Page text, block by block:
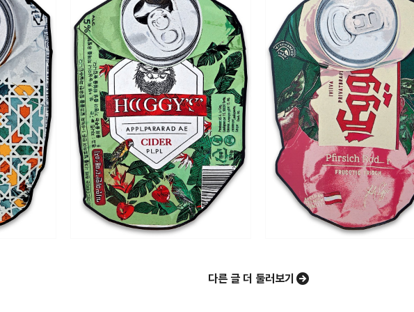
Artist Ock Jinhwa ｜옥진화 작가
Ock Jinhwa｜Ock Jin-hwa｜Artist｜Korea｜옥진화｜Pop art｜Print｜Digital｜NFT
구독하기
카카오톡 라인 트위터 Facebook 카카오스토
네이버 블로그 Pocket Evernote
다른 글 더 둘러보기